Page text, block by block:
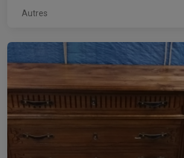
Autres